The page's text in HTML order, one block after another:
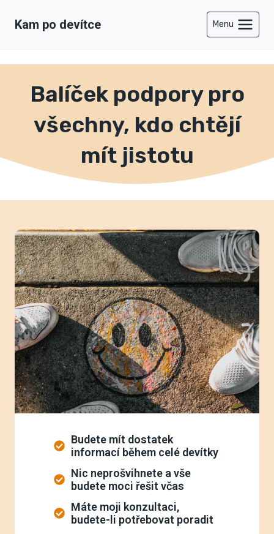
Kam po devítce Menu
Balíček podpory pro
všechny, kdo chtějí
mít jistotu
Budete mít dostatek
informací během celé devítky
Nic neprošvihnete a vše
budete moci řešit včas
Máte moji konzultaci,
budete-li potřebovat poradit